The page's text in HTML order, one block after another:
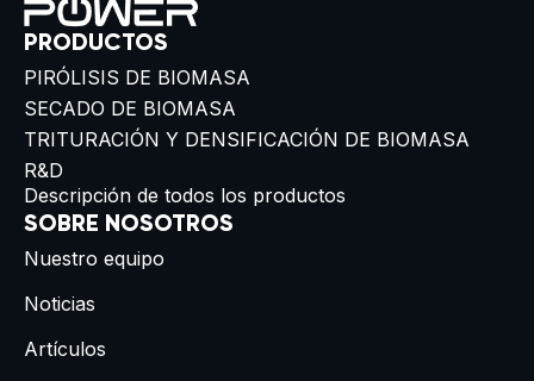
PRODUCTOS
PIRÓLISIS DE BIOMASA
SECADO DE BIOMASA
TRITURACIÓN Y DENSIFICACIÓN DE BIOMASA
R&D
Descripción de todos los productos
SOBRE NOSOTROS
Nuestro equipo
Noticias
Artículos